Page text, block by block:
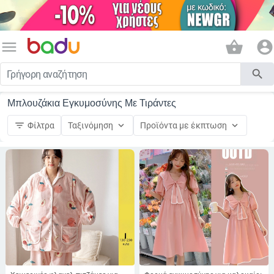
menu shopping_basket account_circle
search
Μπλουζάκια Εγκυμοσύνης Με Τιράντες
filter_list Φίλτρα Ταξινόμηση keyboard_arrow_down Προϊόντα με έκπτωση keyboard_arrow_down